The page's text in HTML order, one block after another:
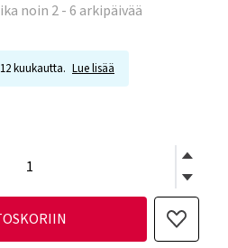
noin 2 - 6 arkipäivää
kuukautta. Lue lisää